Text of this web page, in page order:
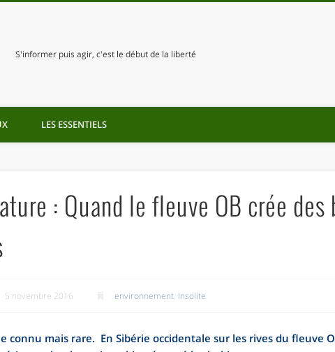
S'informer puis agir, c'est le début de la liberté
LES ESSENTIELS
: Quand le fleuve OB crée
5 novembre 2016 environnement, Insolite
connu mais rare. En Sibérie occidentale sur les rives du fleuve